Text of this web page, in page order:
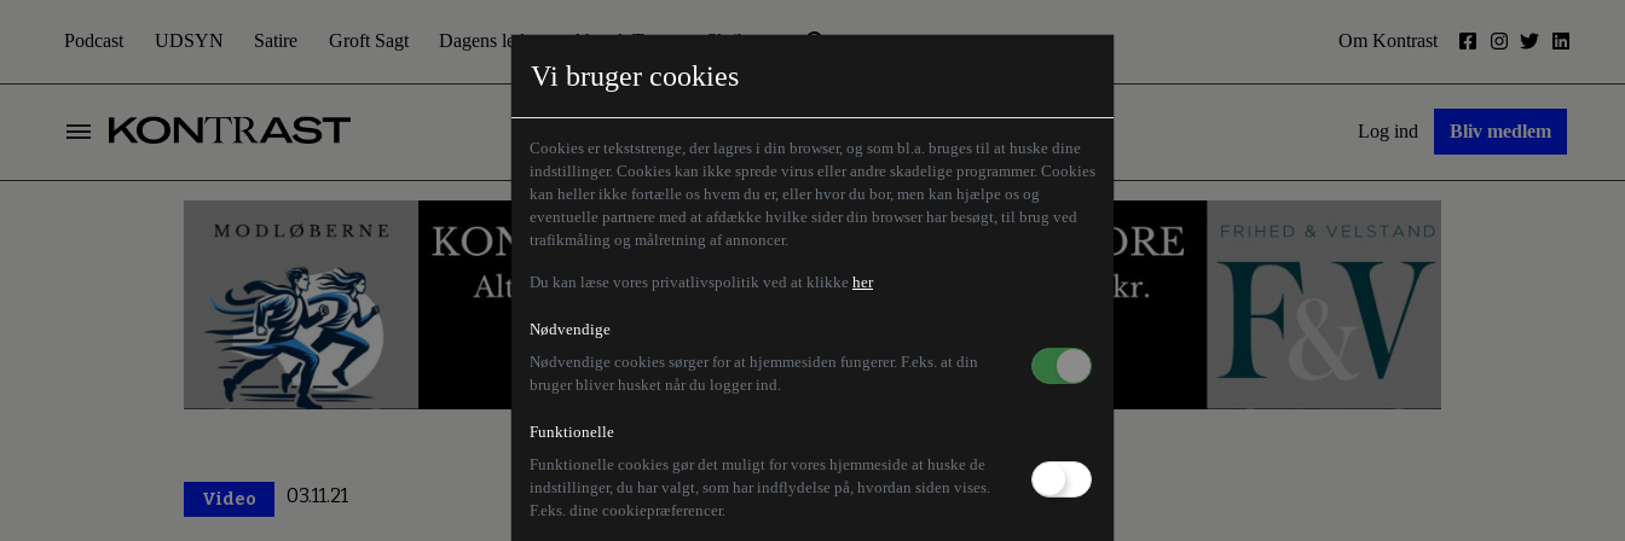
Vi bruger cookies
Cookies er tekststrenge, der lagres i din browser, og som bl.a. bruges til at huske dine
indstillinger. Cookies kan ikke sprede virus eller andre skadelige programmer. Cookies
kan heller ikke fortælle os hvem du er, eller hvor du bor, men kan hjælpe os og
eventuelle partnere med at afdække hvilke sider din browser har besøgt, til brug ved
trafikmåling og målretning af annoncer.
Du kan læse vores privatlivspolitik ved at klikke her
Nødvendige
Nødvendige cookies sørger for at hjemmesiden fungerer. F.eks. at din
bruger bliver husket når du logger ind.
Funktionelle
Funktionelle cookies gør det muligt for vores hjemmeside at huske de
indstillinger, du har valgt, som har indflydelse på, hvordan siden vises.
F.eks. dine cookiepræferencer.
Podcast UDSYN Satire Groft Sagt Dagens leder Aktuelt Tema
Den borgelige brille
Humaniora forfra
Store Danskere
Skribenter
Z-aksen
Om Kontrast
Log ind Bliv medlem
Video 03.11.21